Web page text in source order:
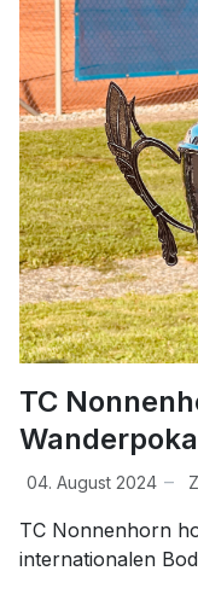
TC
04. August 2024
TC Nonnenhorn
internationalen